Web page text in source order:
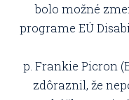
bolo možné
programe EÚ
p. Frankie Picron
zdôraznil, že